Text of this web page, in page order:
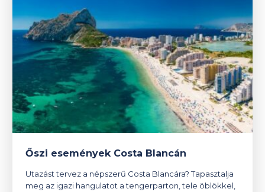
Őszi események Costa Blancán
Utazást tervez a népszerű Costa Blancára? Tapasztalja
meg az igazi hangulatot a tengerparton, tele öblökkel,